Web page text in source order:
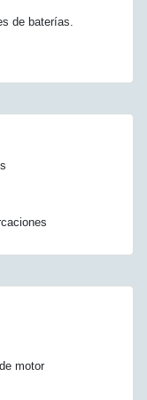
de baterías.
motor